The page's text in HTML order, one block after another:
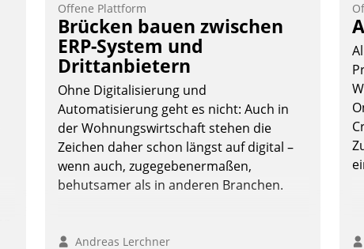
Offene Plattform
Brücken bauen zwischen
ERP-System und
Drittanbietern
Ohne Digitalisierung und
Automatisierung geht es nicht: Auch in
der Wohnungswirtschaft stehen die
Zeichen daher schon längst auf digital –
wenn auch, zugegebenermaßen,
behutsamer als in anderen Branchen.
Andreas Lerchner